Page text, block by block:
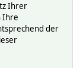
Ihrer
Ihre
der